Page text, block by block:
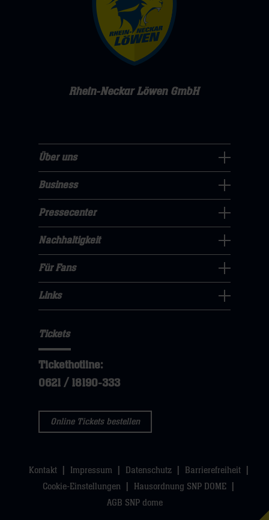
Rhein-Neckar Löwen GmbH
uns
Navigation
öffnen,
dann
klicken
sie
Über uns
Navigation
öffnen,
dann
klicken
sie
hier
Business
Navigation
öffnen,
dann
klicken
sie
Pressecenter
Nachhaltigkeit
Navigation
öffnen,
dann
klicken
sie
Nachhaltigkeit
Fans
Navigation
dann
hier
Für Fans
öffnen,
dann
klicken
sie
Links
Tickets
Tickethotline:
0621 / 18190-333
Online Tickets bestellen
Kontakt Impressum Datenschutz
Barrierefreiheit
Cookie-Einstellungen
Hausordnung SNP DOME
AGB SNP dome